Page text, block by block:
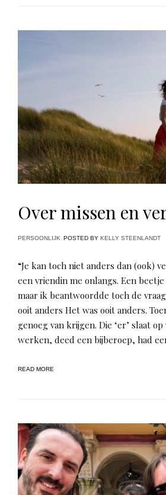
Over missen en
PERSOONLIJK POSTED BY KELLY STEENLANDT
“Je kan toch niet anders dan (ook)
een vriendin me onlangs. Een
maar ik beantwoordde toch de
ooit anders Het was ooit anders.
genoeg van krijgen. Die ‘er’ slaat
werken, deed een bijberoep, had
READ MORE